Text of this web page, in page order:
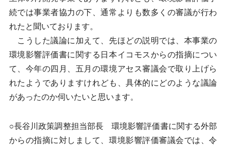
続では事業者協力の下、通常よりも数多くの審議が行わ
れたと聞いております。
こうした議論に加えて、先ほどの説明では、本事業の
環境影響評価書に関する日本イコモスからの指摘につい
て、今年の四月、五月の環境アセス審議会で取り上げら
れたようでありますけれども、具体的にどのような議論
があったのか伺いたいと思います。
○長谷川政策調整担当部長 環境影響評価書に関する外部
からの指摘に対しまして、環境影響評価審議会では、令